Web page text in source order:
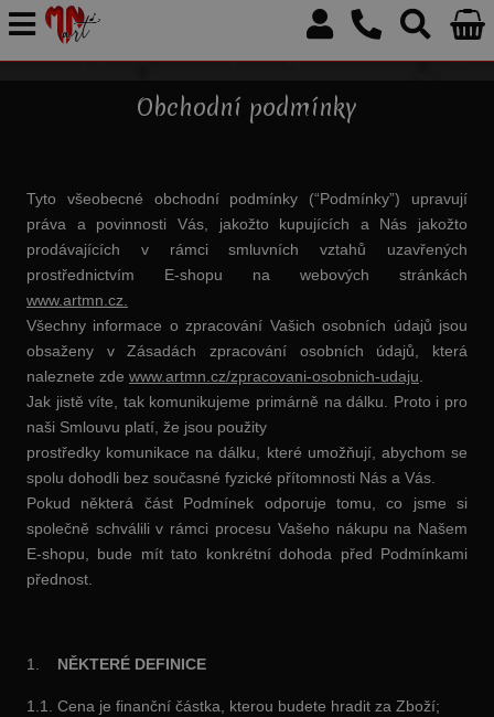
Obchodní podmínky
Tyto všeobecné obchodní podmínky (“Podmínky”) upravují
práva a povinnosti Vás, jakožto kupujících a Nás jakožto
prodávajících v rámci smluvních vztahů uzavřených
prostřednictvím E-shopu na webových stránkách
www.artmn.cz.
Všechny informace o zpracování Vašich osobních údajů jsou
obsaženy v Zásadách zpracování osobních údajů, která
naleznete zde www.artmn.cz/zpracovani-osobnich-udaju.
Jak jistě víte, tak komunikujeme primárně na dálku. Proto i pro
naši Smlouvu platí, že jsou použity
prostředky komunikace na dálku, které umožňují, abychom se
spolu dohodli bez současné fyzické přítomnosti Nás a Vás.
Pokud některá část Podmínek odporuje tomu, co jsme si
společně schválili v rámci procesu Vašeho nákupu na Našem
E-shopu, bude mít tato konkrétní dohoda před Podmínkami
přednost.
1. NĚKTERÉ DEFINICE
1.1. Cena je finanční částka, kterou budete hradit za Zboží;